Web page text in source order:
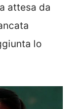
attesa da
lo